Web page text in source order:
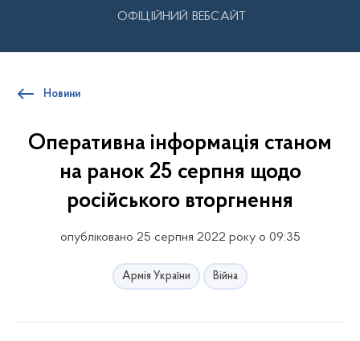
ОФІЦІЙНИЙ ВЕБСАЙТ
Новини
Оперативна інформація станом
на ранок 25 серпня щодо
російського вторгнення
опубліковано 25 серпня 2022 року о 09:35
Армія України Війна